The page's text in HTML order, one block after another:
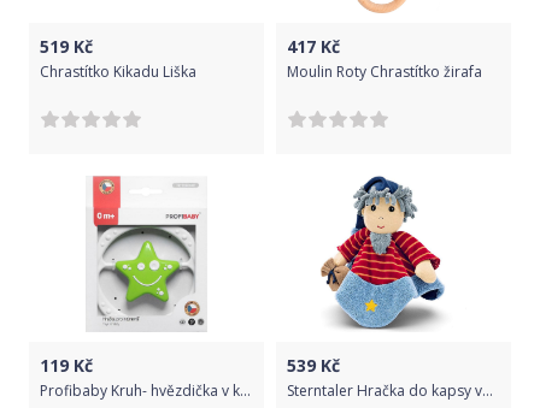
519 Kč
Chrastítko Kikadu Liška
417 Kč
Moulin Roty Chrastítko žirafa
119 Kč
Profibaby Kruh- hvězdička v krabičce, zeleno-bílý
539 Kč
Sterntaler Hračka do kapsy větší skřítek Sandmann 28 cm 37620